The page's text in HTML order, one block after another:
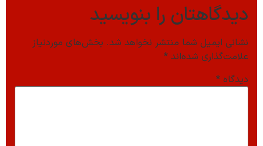
دیدگاهتان را بنویسید
نشانی ایمیل شما منتشر نخواهد شد. بخش‌های موردنیاز
علامت‌گذاری شده‌اند *
دیدگاه *